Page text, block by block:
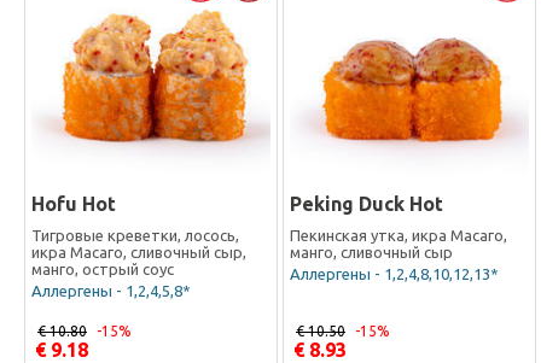
Hofu Hot
Тигровые креветки, лосось,
икра Масаго, сливочный сыр,
манго, острый соус
Аллергены - 1,2,4,5,8*
€ 9.18
€ 10.80 -15%
Peking Duck Hot
Пекинская утка, икра Масаго,
манго, сливочный сыр
Аллергены - 1,2,4,8,10,12,13*
€ 8.93
€ 10.50 -15%